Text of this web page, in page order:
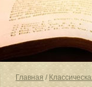
Главная /